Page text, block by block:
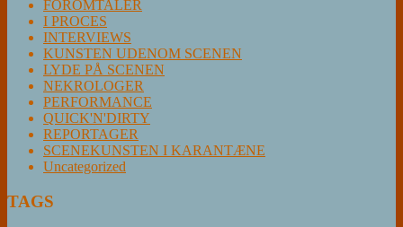
FOROMTALER
I PROCES
INTERVIEWS
KUNSTEN UDENOM SCENEN
LYDE PÅ SCENEN
NEKROLOGER
PERFORMANCE
QUICK'N'DIRTY
REPORTAGER
SCENEKUNSTEN I KARANTÆNE
Uncategorized
TAGS